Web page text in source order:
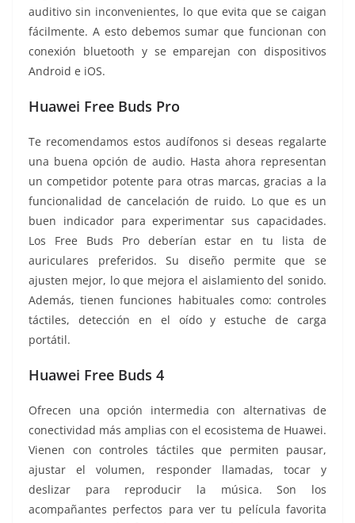
auditivo sin inconvenientes, lo que evita que se caigan
fácilmente. A esto debemos sumar que funcionan con
conexión bluetooth y se emparejan con dispositivos
Android e iOS.
Huawei Free Buds Pro
Te recomendamos estos audífonos si deseas regalarte
una buena opción de audio. Hasta ahora representan
un competidor potente para otras marcas, gracias a la
funcionalidad de cancelación de ruido. Lo que es un
buen indicador para experimentar sus capacidades.
Los Free Buds Pro deberían estar en tu lista de
auriculares preferidos. Su diseño permite que se
ajusten mejor, lo que mejora el aislamiento del sonido.
Además, tienen funciones habituales como: controles
táctiles, detección en el oído y estuche de carga
portátil.
Huawei Free Buds 4
Ofrecen una opción intermedia con alternativas de
conectividad más amplias con el ecosistema de Huawei.
Vienen con controles táctiles que permiten pausar,
ajustar el volumen, responder llamadas, tocar y
deslizar para reproducir la música. Son los
acompañantes perfectos para ver tu película favorita